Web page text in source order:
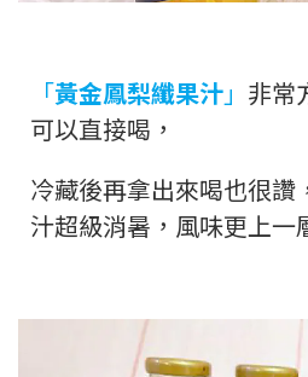
「黃金鳳梨纖果汁 」 非常
可以直接喝，
冷藏後再拿出來喝也很讚
汁超級消暑，風味更上一